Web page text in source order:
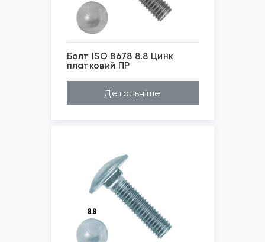
Болт ISO 8678 8.8 Цинк
платковий ПР
Детальніше